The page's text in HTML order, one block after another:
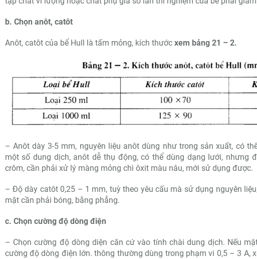
b. Chọn anôt, catôt
Anôt, catôt của bể Hull là tấm mỏng, kích thước xem bảng 21 – 2.
– Anôt dày 3-5 mm, nguyên liệu anôt dùng như trong sản xuất, có
một số dung dịch, anôt dễ thụ động, có thể dùng dạng lưới, nhưng
crôm, cần phải xử lý màng mỏng chì ôxit màu nâu, mới sử dụng được.
– Độ dày catôt 0,25 – 1 mm, tuỳ theo yêu cấu mà sử dụng nguyên
mặt cần phải bóng, bằng phẳng.
c. Chọn cường độ dòng điện
– Chọn cường độ dòng diện căn cứ vào tính chài dung dịch. Nếu
cường độ dòng điện lớn. thông thường dùng trong phạm vi 0,5 – 3 A,
Bể rửa siêu âm ASUSCN-22 Bể rửa siêu âm